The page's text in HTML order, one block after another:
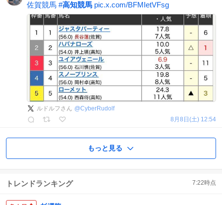
佐賀競馬 #高知競馬 pic.x.com/BFMIetVFsg
ルドルフさん @CyberRudolf
8月8日(土) 12:54
もっと見る
トレンドランキング 7:22時点